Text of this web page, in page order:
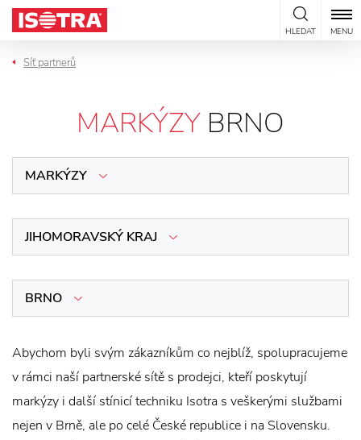
Přeskočit na obsah
HLEDAT MENU
Síť partnerů
MARKÝZY BRNO
MARKÝZY
JIHOMORAVSKÝ KRAJ
BRNO
Abychom byli svým zákazníkům co nejblíž, spolupracujeme
v rámci naší partnerské sítě s prodejci, kteří poskytují
markýzy i další stínicí techniku Isotra s veškerými službami
nejen v Brně, ale po celé České republice i na Slovensku.